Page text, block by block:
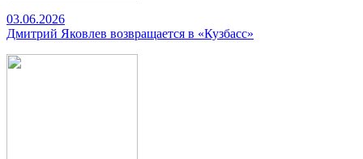
03.06.2026
Дмитрий Яковлев возвращается в «Кузбасс»